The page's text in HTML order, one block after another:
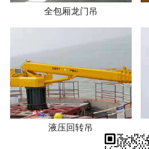
全包厢龙门吊
液压回转吊